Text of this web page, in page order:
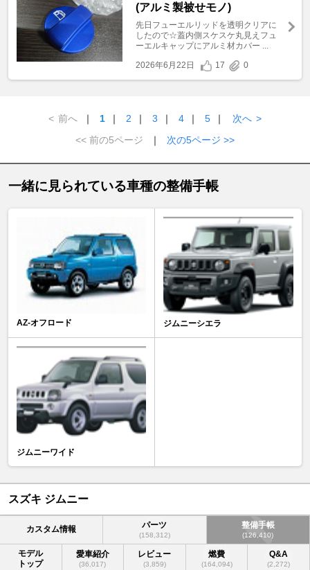
(アルミ製被せモノ)
先日フューエルリッドを透明クリアに
したので☆蓋内側スケスケ丸見えフュ
ーエルキャップにアルミ材カバー ...
2026年6月22日
17 0
< 前へ ｜ 1 ｜ 2 ｜ 3 ｜ 4 ｜ 5 ｜ 次へ >
<< 前の5ページ
｜ 次の5ページ >>
一緒に見られている車種の整備手帳
AZ-オフロード ジムニーシエラ
ジムニーワイド
スズキ ジムニー
カスタム情報 パーツ
(158,312)
整備手帳
(126,410)
モデル
トップ
愛車紹介
(36,017)
レビュー
(3,859)
燃費
(164,094)
Q&A
(2,272)